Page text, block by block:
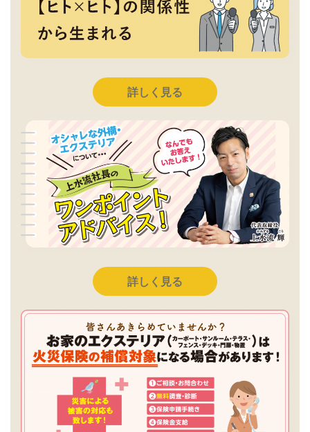
詳しく見る
詳しく見る